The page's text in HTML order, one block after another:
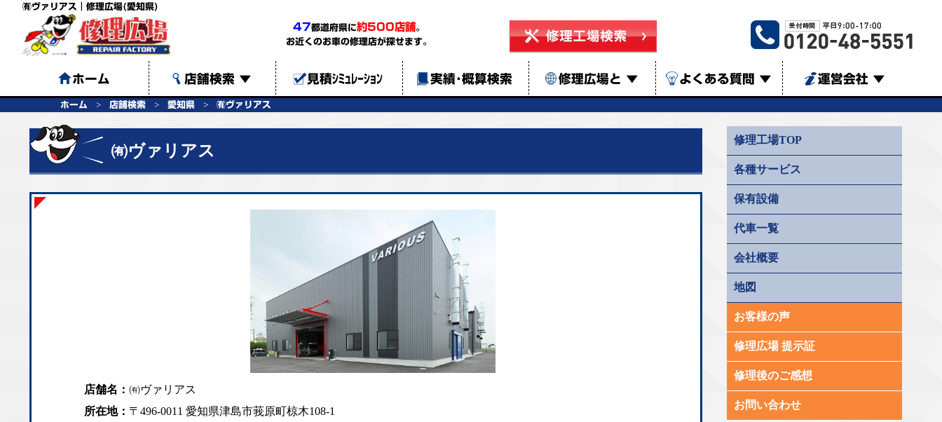
㈲ヴァリアス｜修理広場(愛知県)
47都道府県に約500店舗。
お近くのお車の修理店が探せます。
ホーム 店舗検索 ▼ 見積ｼﾐｭﾚｰｼｮﾝ 実績･概算検索 修理広場と ▼ よくある質問 ▼ 運営会社 ▼
ホーム 店舗検索 愛知県 ㈲ヴァリアス
㈲ヴァリアス
店舗名： ㈲ヴァリアス
所在地： 〒496-0011 愛知県津島市莪原町椋木108-1
修理工場TOP
各種サービス
保有設備
代車一覧
会社概要
地図
お客様の声
修理広場 提示証
修理後のご感想
お問い合わせ